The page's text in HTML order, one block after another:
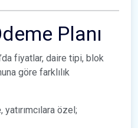
Planı
fiyatlar, daire tipi, blok
göre farklılık
, yatırımcılara özel;